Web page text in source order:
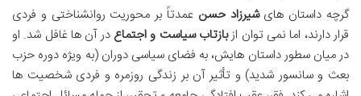
گرچه داستان هایشیرزاد حسن عمدتاً بر محوریت روانشناختی و فردی
قرار دارند، اما نمی توان ازبازتاب سیاست و اجتماع در آن ها غافل شد. او
در میان سطور داستان هایش، به فضای سیاسی دوران (به ویژه دوره حزب
بعث و سانسور شدید) و تأثیر آن بر زندگی روزمره و فردی شخصیت ها